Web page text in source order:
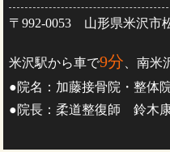
〒992-0053 山形県米沢市
米沢駅から車で9分 、南
●院名：加藤接骨院・整体
●院長：柔道整復師 鈴木